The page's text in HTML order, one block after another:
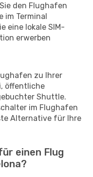
den Flughafen
im Terminal
eine lokale SIM-
erwerben
zu Ihrer
öffentliche
Shuttle.
im Flughafen
Alternative für Ihre
einen Flug